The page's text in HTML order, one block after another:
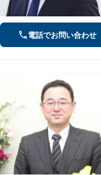
電話でお問い合わせ